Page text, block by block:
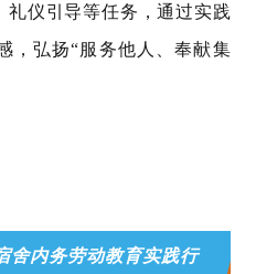
礼仪引导等任务，通过实践
，弘扬“服务他人、奉献集
舍内务劳动教育实践行